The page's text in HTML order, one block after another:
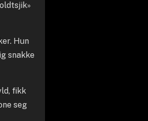
Hun
snakke
fikk
seg